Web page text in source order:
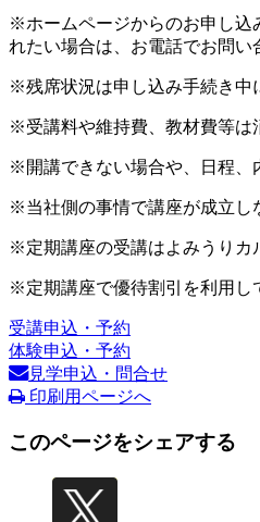
※ホームページからのお申し込
れたい場合は、お電話でお問い
※残席状況は申し込み手続き中
※受講料や維持費、教材費等は
※開講できない場合や、日程、
※当社側の事情で講座が成立し
※定期講座の受講はよみうりカ
※定期講座で優待割引を利用し
受講申込・予約
体験申込・予約
見学申込・問合せ
印刷用ページへ
このページをシェアする